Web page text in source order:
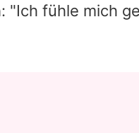
"Ich fühle mich